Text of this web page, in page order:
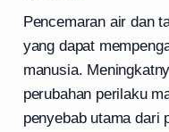
Pencemaran air dan
yang dapat
manusia.
perubahan perilaku
penyebab utama dari